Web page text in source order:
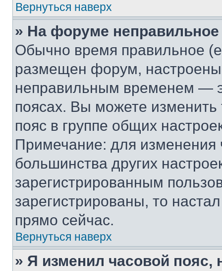
Вернуться наверх
» На форуме
Обычно время правильное
размещен форум, настроены
неправильным временем —
поясах. Вы можете изменить
пояс в группе общих
Примечание: для изменения
большинства других
зарегистрированным
зарегистрированы, то
прямо сейчас.
Вернуться наверх
» Я изменил часовой пояс,